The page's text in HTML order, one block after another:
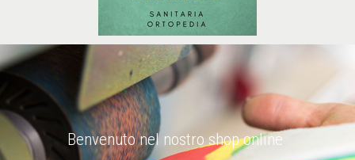
Benvenuto nel nostro shop online